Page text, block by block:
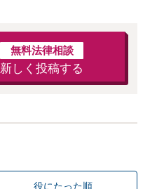
無料法律相談
新しく投稿する
役にたった順